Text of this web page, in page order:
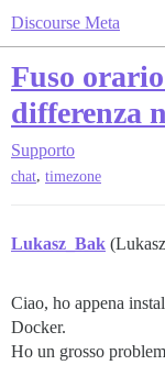
Discourse Meta
Fuso
differenza
Supporto
chat, timezone
Lukasz_Bak
Ciao, ho appena
Docker.
Ho un grosso